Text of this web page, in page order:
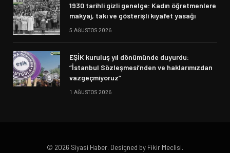
1930 tarihli gizli genelge: Kadın öğretmenlere
makyaj, takı ve gösterişli kıyafet yasağı
5 AĞUSTOS 2026
EŞİK kuruluş yıl dönümünde duyurdu:
“İstanbul Sözleşmesi’nden ve haklarımızdan
vazgeçmiyoruz”
1 AĞUSTOS 2026
© 2026 Siyasi Haber. Designed by Fikir Meclisi.